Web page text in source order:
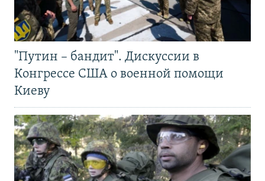
"Путин – бандит". Дискуссии в
Конгрессе США о военной помощи
Киеву